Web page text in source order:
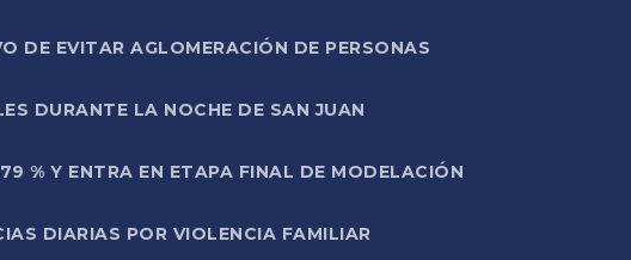
DE EVITAR AGLOMERACIÓN DE PERSONAS
DURANTE LA NOCHE DE SAN JUAN
% Y ENTRA EN ETAPA FINAL DE MODELACIÓN
DIARIAS POR VIOLENCIA FAMILIAR